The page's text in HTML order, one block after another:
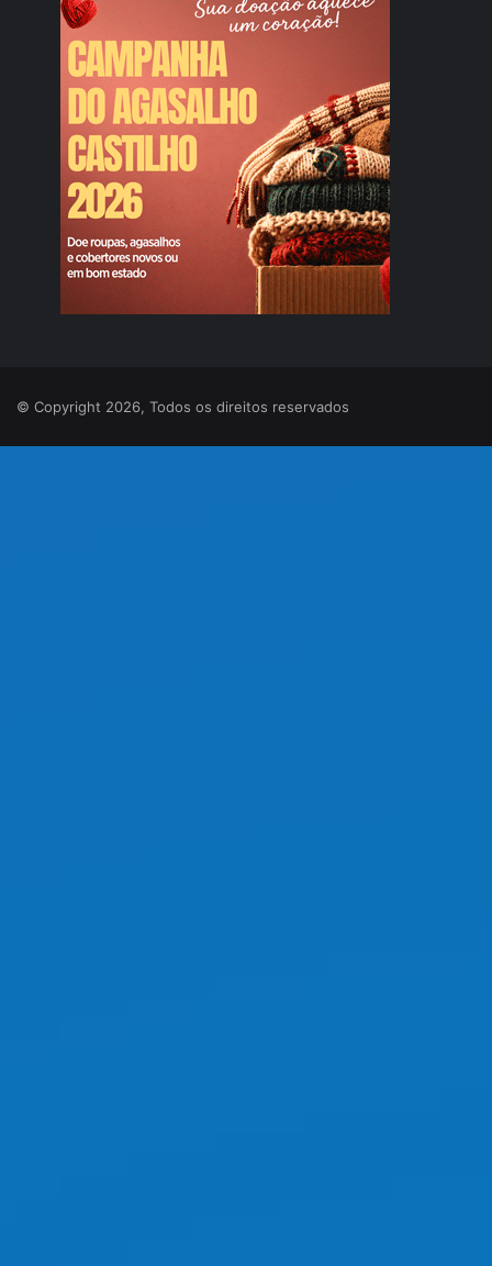
© Copyright 2026, Todos os direitos reservados